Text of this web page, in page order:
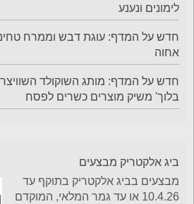
לימונים ונענע
חדש על המדף: עוגת דבש וממרח
אחוה
חדש על המדף: מותג השוקולד
בלוך' משיק מוצרים כשרים לפסח
ביג אלקטריק מבצעים
מבצעים בביג אלקטריק בתוקף עד
10.4.26 או עד גמר המלאי, המוקדם